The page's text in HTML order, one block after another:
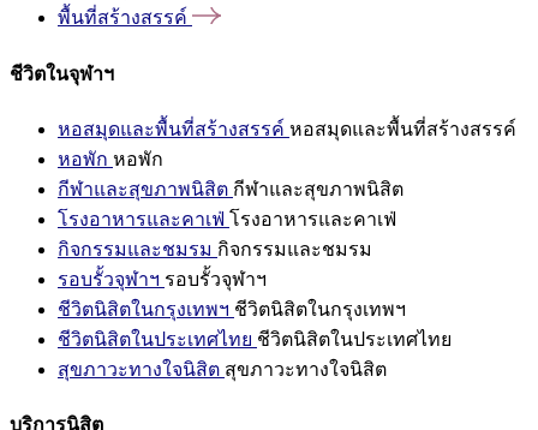
พื้นที่สร้างสรรค์
ชีวิตในจุฬาฯ
หอสมุดและพื้นที่สร้างสรรค์ หอสมุดและพื้นที่สร้างสรรค์
หอพัก หอพัก
กีฬาและสุขภาพนิสิต กีฬาและสุขภาพนิสิต
โรงอาหารและคาเฟ่ โรงอาหารและคาเฟ่
กิจกรรมและชมรม กิจกรรมและชมรม
รอบรั้วจุฬาฯ รอบรั้วจุฬาฯ
ชีวิตนิสิตในกรุงเทพฯ ชีวิตนิสิตในกรุงเทพฯ
ชีวิตนิสิตในประเทศไทย ชีวิตนิสิตในประเทศไทย
สุขภาวะทางใจนิสิต สุขภาวะทางใจนิสิต
บริการนิสิต